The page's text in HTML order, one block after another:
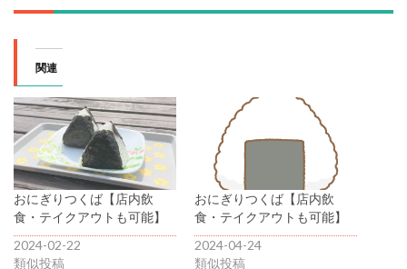
関連
おにぎりつくば【店内飲
食・テイクアウトも可能】
2024-02-22
類似投稿
おにぎりつくば【店内飲
食・テイクアウトも可能】
2024-04-24
類似投稿